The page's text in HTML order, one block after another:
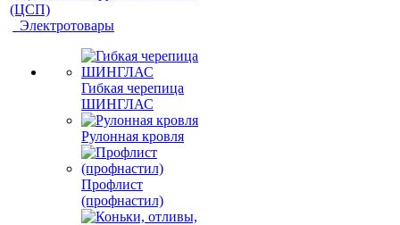
(ЦСП)
Электротовары
Гибкая черепица
ШИНГЛАС
Рулонная кровля
Профлист
(профнастил)